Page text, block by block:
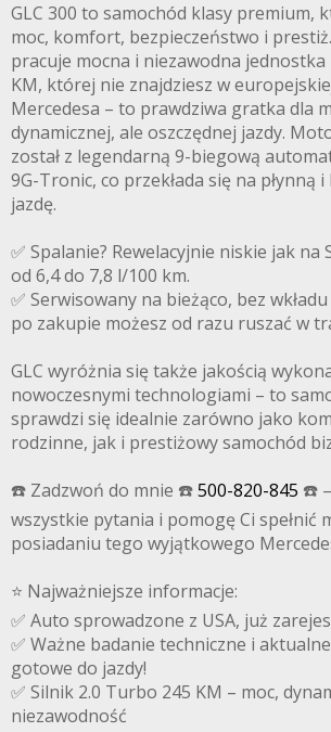
GLC 300 to samochód klasy premium,
moc, komfort, bezpieczeństwo i
pracuje mocna i niezawodna jednostka
KM, której nie znajdziesz w
Mercedesa – to prawdziwa gratka dla
dynamicznej, ale oszczędnej jazdy.
został z legendarną 9-biegową
9G-Tronic, co przekłada się na płynną
jazdę.
✅ Spalanie? Rewelacyjnie niskie jak na
od 6,4 do 7,8 l/100 km.
✅ Serwisowany na bieżąco, bez
po zakupie możesz od razu ruszać w
GLC wyróżnia się także jakością
nowoczesnymi technologiami – to
sprawdzi się idealnie zarówno jako
rodzinne, jak i prestiżowy samochód
☎️ Zadzwoń do mnie ☎️500-820-845 ☎️
wszystkie pytania i pomogę Ci spełnić
posiadaniu tego wyjątkowego
⭐️ Najważniejsze informacje:
✅ Auto sprowadzone z USA, już
✅ Ważne badanie techniczne i
gotowe do jazdy!
✅ Silnik 2.0 Turbo 245 KM – moc,
niezawodność